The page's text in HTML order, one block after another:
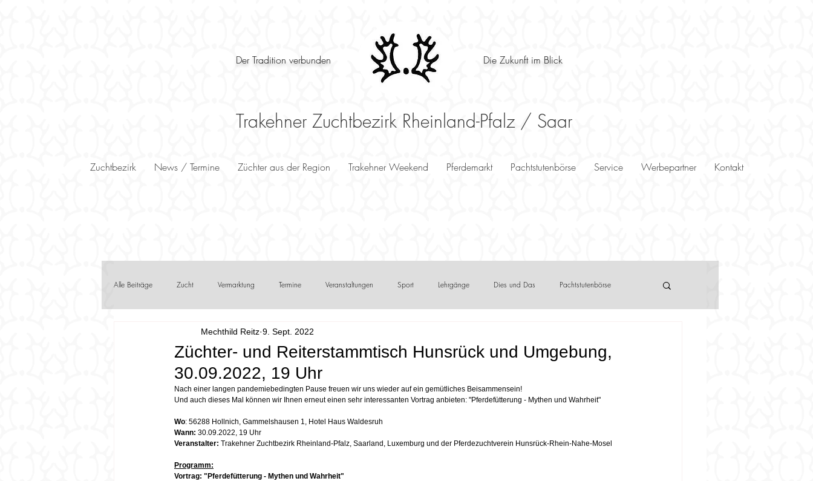
Der Tradition verbunden Die Zukunft im Blick
Trakehner Zuchtbezirk Rheinland-Pfalz / Saar
Zuchtbezirk News / Termine Züchter aus der Region Trakehner Weekend Pferdemarkt Pachtstutenbörse Service Werbepartner Kontakt
Alle Beiträge Zucht Vermarktung Termine Veranstaltungen Sport Lehrgänge Dies und Das Pachtstutenbörse
Frühlingsboten Förderer / Sponsoren
Züchter- und Reiterstammtisch Hunsrück und Umgebung,
30.09.2022, 19 Uhr
Mechthild Reitz 9. Sept. 2022
Nach einer langen pandemiebedingten Pause freuen wir uns wieder auf ein gemütliches Beisammensein!
Und auch dieses Mal können wir Ihnen erneut einen sehr interessanten Vortrag anbieten: "Pferdefütterung - Mythen und Wahrheit"
Wo: 56288 Hollnich, Gammelshausen 1, Hotel Haus Waldesruh
Wann: 30.09.2022, 19 Uhr​
Veranstalter: Trakehner Zuchtbezirk Rheinland-Pfalz, Saarland, Luxemburg und der Pferdezuchtverein Hunsrück-Rhein-Nahe-Mosel
Programm:
Vortrag: "Pferdefütterung - Mythen und Wahrheit"